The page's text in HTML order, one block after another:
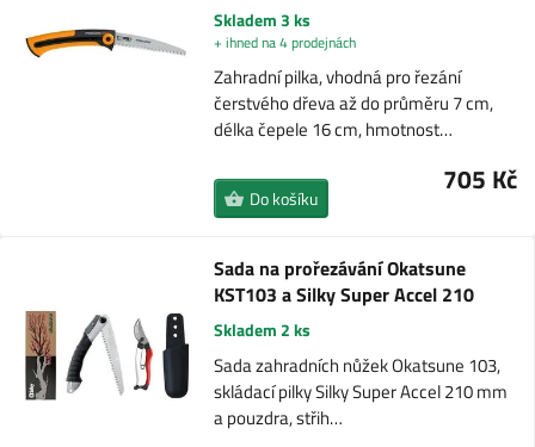
Skladem 3 ks
+ ihned na 4 prodejnách
Zahradní pilka, vhodná pro řezání
čerstvého dřeva až do průměru 7 cm,
délka čepele 16 cm, hmotnost…
705 Kč
Do košíku
Sada na prořezávání Okatsune
KST103 a Silky Super Accel 210
Skladem 2 ks
Sada zahradních nůžek Okatsune 103,
skládací pilky Silky Super Accel 210 mm
a pouzdra, střih…